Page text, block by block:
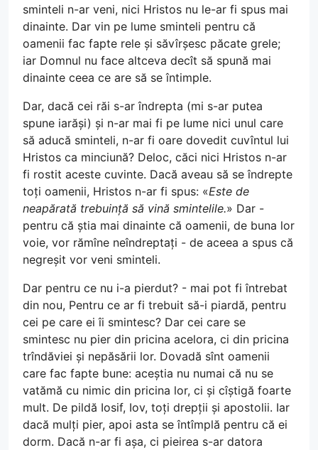
sminteli n-ar veni, nici Hristos nu le-ar fi spus mai
dinainte. Dar vin pe lume sminteli pentru că
oamenii fac fapte rele și săvîrșesc păcate grele;
iar Domnul nu face altceva decît să spună mai
dinainte ceea ce are să se întimple.
Dar, dacă cei răi s-ar îndrepta (mi s-ar putea
spune iarăși) și n-ar mai fi pe lume nici unul care
să aducă sminteli, n-ar fi oare dovedit cuvîntul lui
Hristos ca minciună? Deloc, căci nici Hristos n-ar
fi rostit aceste cuvinte. Dacă aveau să se îndrepte
toți oamenii, Hristos n-ar fi spus: «Este de
neapărată trebuință să vină smintelile.» Dar -
pentru că știa mai dinainte că oamenii, de buna lor
voie, vor rămîne neîndreptați - de aceea a spus că
negreșit vor veni sminteli.
Dar pentru ce nu i-a pierdut? - mai pot fi întrebat
din nou, Pentru ce ar fi trebuit să-i piardă, pentru
cei pe care ei îi smintesc? Dar cei care se
smintesc nu pier din pricina acelora, ci din pricina
trîndăviei și nepăsării lor. Dovadă sînt oamenii
care fac fapte bune: aceștia nu numai că nu se
vatămă cu nimic din pricina lor, ci și cîștigă foarte
mult. De pildă Iosif, Iov, toți drepții și apostolii. Iar
dacă mulți pier, apoi asta se întîmplă pentru că ei
dorm. Dacă n-ar fi așa, ci pieirea s-ar datora